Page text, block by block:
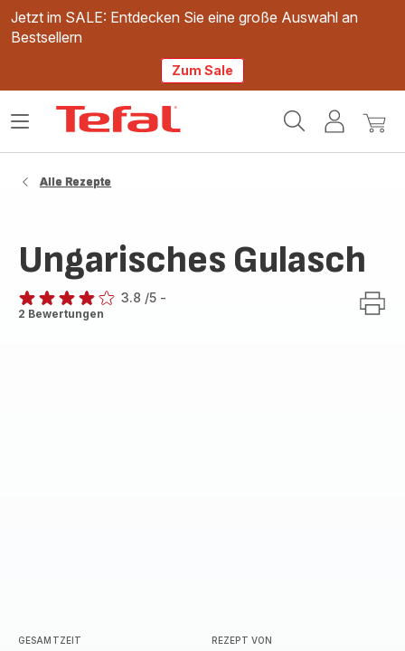
Jetzt im SALE: Entdecken Sie eine große Auswahl an
Bestsellern
Zum Sale
Mein
Mein
Das
Alle Rezepte
Ungarisches Gulasch
ratings.3.8
3.8 /5 -
2 Bewertungen
GESAMTZEIT REZEPT VON